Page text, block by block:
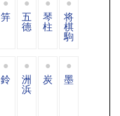
笄 五
德
琴
柱
将
棋
駒
鈴 洲
浜
炭 墨